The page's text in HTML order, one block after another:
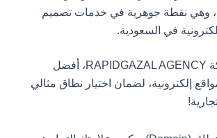
وهي نقطة جوهرية في خدمات تصميم
في السعودية.
تواصل مع شركة RAPIDGAZAL AGENCY، أفضل
إلكترونية، لضمان اختيار نطاق مثالي